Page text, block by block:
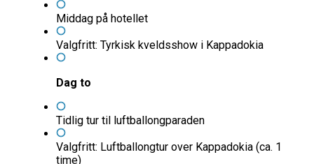
Middag på hotellet
Valgfritt: Tyrkisk kveldsshow i Kappadokia
Dag to
Tidlig tur til luftballongparaden
Valgfritt: Luftballongtur over Kappadokia (ca. 1
time)